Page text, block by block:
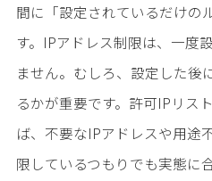
間に「設定されているだけの
す。IPアドレス制限は、一度
ません。むしろ、設定した後
るかが重要です。許可IPリス
ば、不要なIPアドレスや用途
限しているつもりでも実態に